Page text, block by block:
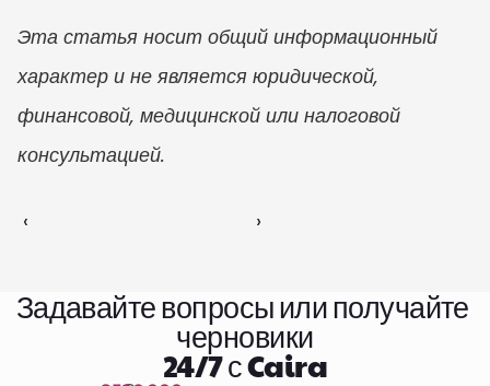
Эта статья носит общий информационный
характер и не является юридической,
финансовой, медицинской или налоговой
консультацией.
‹ ›
Задавайте вопросы или получайте
черновики
24/7 с Caira